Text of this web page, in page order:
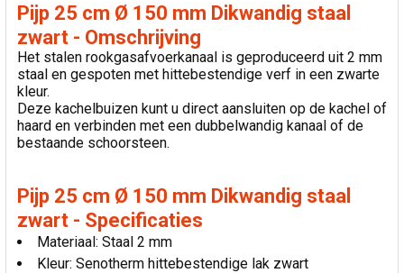
VOEG
GESELECTEERDE
TOE AAN
WINKELWAGEN
Pijp 25 cm Ø 150 mm Dikwandig staal
zwart - Omschrijving
Het stalen rookgasafvoerkanaal is geproduceerd uit 2 mm
staal en gespoten met hittebestendige verf in een zwarte
kleur.
Deze kachelbuizen kunt u direct aansluiten op de kachel of
haard en verbinden met een dubbelwandig kanaal of de
bestaande schoorsteen.
Pijp 25 cm Ø 150 mm Dikwandig staal
zwart - Specificaties
Materiaal: Staal 2 mm
Kleur: Senotherm hittebestendige lak zwart